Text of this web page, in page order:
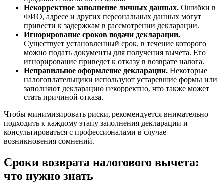
Некорректное заполнение личных данных. Ошибки в
ФИО, адресе и других персональных данных могут
привести к задержкам в рассмотрении декларации.
Игнорирование сроков подачи декларации.
Существует установленный срок, в течение которого
можно подать документы для получения вычета. Его
игнорирование приведет к отказу в возврате налога.
Неправильное оформление декларации. Некоторые
налогоплательщики используют устаревшие формы или
заполняют декларацию некорректно, что также может
стать причиной отказа.
Чтобы минимизировать риски, рекомендуется внимательно
подходить к каждому этапу заполнения декларации и
консультироваться с профессионалами в случае
возникновения сомнений.
Сроки возврата налогового вычета:
что нужно знать